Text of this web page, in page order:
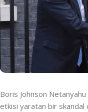
Boris Johnson
etkisi yaratan bir skandal